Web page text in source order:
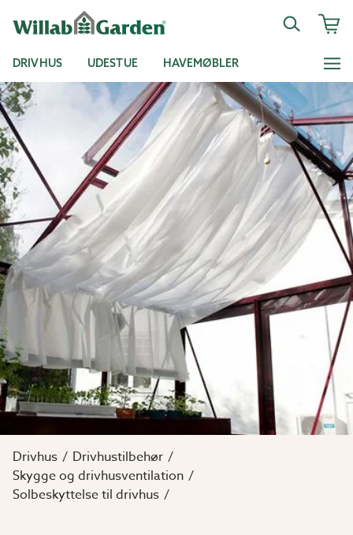
DRIVHUS UDESTUE HAVEMØBLER
Drivhus
Drivhustilbehør
Skygge og drivhusventilation
Solbeskyttelse til drivhus